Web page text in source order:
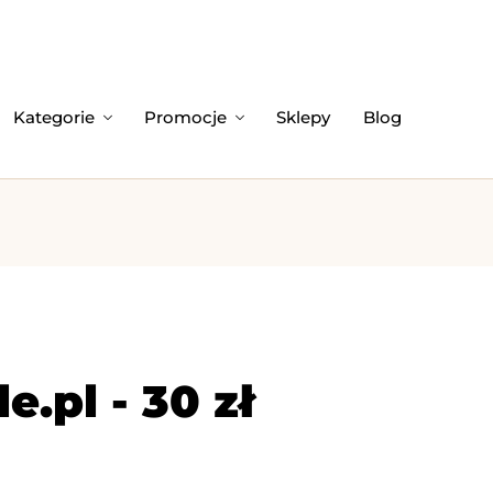
Kategorie Promocje Sklepy Blog
- 30 zł